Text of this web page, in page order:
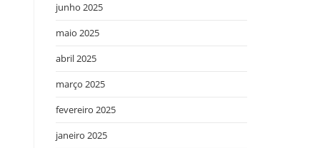
junho 2025
maio 2025
abril 2025
março 2025
fevereiro 2025
janeiro 2025